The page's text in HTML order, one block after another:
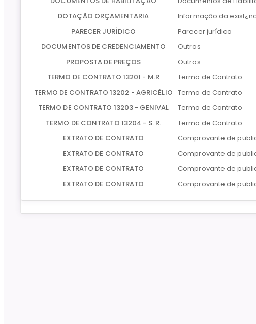
DOTAÇÃO ORÇAMENTARIA
Informação da
PARECER JURÍDICO
Parecer jurídico
DOCUMENTOS DE CREDENCIAMENTO
Outros
PROPOSTA DE PREÇOS
Outros
TERMO DE CONTRATO 13201 - M.R
Termo de Contrato
TERMO DE CONTRATO 13202 - AGRICÉLIO Termo de Contrato
TERMO DE CONTRATO 13203 - GENIVAL
Termo de Contrato
TERMO DE CONTRATO 13204 - S. R.
Termo de Contrato
EXTRATO DE CONTRATO
Comprovante de
EXTRATO DE CONTRATO
Comprovante de
EXTRATO DE CONTRATO
Comprovante de
EXTRATO DE CONTRATO
Comprovante de